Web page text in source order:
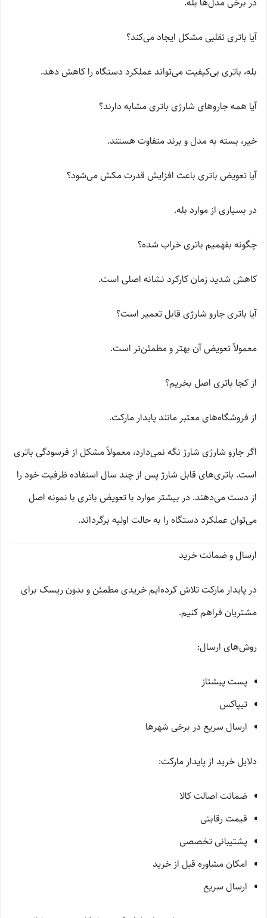
آیا باتری تقلبی مشکل ایجاد می‌کند؟
بله، باتری بی‌کیفیت می‌تواند عملکرد دستگاه را کاهش دهد.
آیا همه جاروهای شارژی باتری مشابه دارند؟
خیر، بسته به مدل و برند متفاوت هستند.
آیا تعویض باتری باعث افزایش قدرت مکش می‌شود؟
در بسیاری از موارد بله.
چگونه بفهمیم باتری خراب شده؟
کاهش شدید زمان کارکرد نشانه اصلی است.
آیا باتری جارو شارژی قابل تعمیر است؟
معمولاً تعویض آن بهتر و مطمئن‌تر است.
از کجا باتری اصل بخریم؟
از فروشگاه‌های معتبر مانند پایدار مارکت.
اگر جارو شارژی شارژ نگه نمی‌دارد، معمولاً مشکل از فرسودگی باتری
است. باتری‌های قابل شارژ پس از چند سال استفاده ظرفیت خود را
از دست می‌دهند. در بیشتر موارد با تعویض باتری با نمونه اصل
می‌توان عملکرد دستگاه را به حالت اولیه برگرداند.
ارسال و ضمانت خرید
در پایدار مارکت تلاش کرده‌ایم خریدی مطمئن و بدون ریسک برای
مشتریان فراهم کنیم.
روش‌های ارسال:
پست پیشتاز
تیپاکس
ارسال سریع در برخی شهرها
دلایل خرید از پایدار مارکت:
ضمانت اصالت کالا
قیمت رقابتی
پشتیبانی تخصصی
امکان مشاوره قبل از خرید
ارسال سریع